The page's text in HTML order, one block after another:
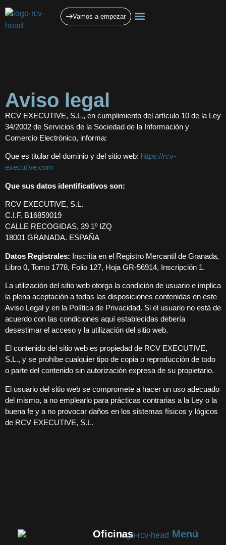
Vamos a empezar
Aviso legal
RCV EXECUTIVE, S.L., en cumplimiento del artículo 10 de la Ley
34/2002 de Servicios de la Sociedad de la Información y
Comercio Electrónico, informa:
Que es titular del dominio y del sitio web: https://rcv-
executive.com
Que sus datos identificativos son:
RCV EXECUTIVE, S.L.
C.I.F. B16859019
CALLE RECOGIDAS, 39 1º IZQ
18001 GRANADA. ESPAÑA
Datos Registrales: Inscrita en el Registro Mercantil de Granada,
Libro 0, Tomo 1778, Folio 127, Hoja GR-56914, Inscripción 1.
La utilización del sitio web otorga la condición de usuario e implica
la plena aceptación a todas las disposiciones contenidas en este
Aviso Legal y en la Política de Privacidad. Si el usuario no está de
acuerdo con las condiciones aquí establecidas debería
desestimar el acceso y la utilización del sitio web.
El contenido del sitio web es propiedad de RCV EXECUTIVE,
S.L., y se prohíbe cualquier tipo de copia o reproducción de todo
o parte del contenido sin autorización expresa de su propietario.
El usuario del sitio web se compromete a hacer un uso adecuado
del mismo, a no emplearlo para prácticas contrarias a la Ley o la
buena fe y a no provocar daños en los sistemas físicos y lógicos
de RCV EXECUTIVE, S.L.
Oficinas Menú